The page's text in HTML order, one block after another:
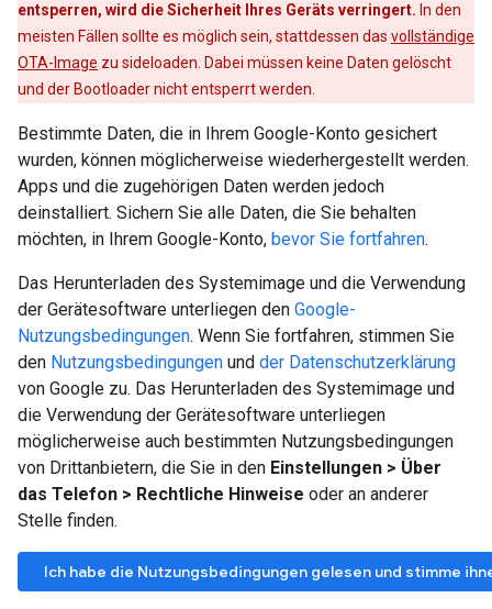
entsperren, wird die Sicherheit Ihres Geräts verringert. In den
meisten Fällen sollte es möglich sein, stattdessen das vollständige
OTA-Image zu sideloaden. Dabei müssen keine Daten gelöscht
und der Bootloader nicht entsperrt werden.
Bestimmte Daten, die in Ihrem Google-Konto gesichert
wurden, können möglicherweise wiederhergestellt werden.
Apps und die zugehörigen Daten werden jedoch
deinstalliert. Sichern Sie alle Daten, die Sie behalten
möchten, in Ihrem Google-Konto, bevor Sie fortfahren.
Das Herunterladen des Systemimage und die Verwendung
der Gerätesoftware unterliegen den Google-
Nutzungsbedingungen. Wenn Sie fortfahren, stimmen Sie
den Nutzungsbedingungen und der Datenschutzerklärung
von Google zu. Das Herunterladen des Systemimage und
die Verwendung der Gerätesoftware unterliegen
möglicherweise auch bestimmten Nutzungsbedingungen
von Drittanbietern, die Sie in den Einstellungen > Über
das Telefon > Rechtliche Hinweise oder an anderer
Stelle finden.
Ich habe die Nutzungsbedingungen gelesen und stimme